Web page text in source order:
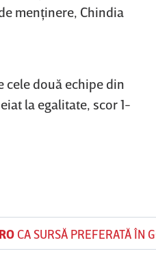
menţinere, Chindia
două echipe din
la egalitate, scor 1-
CA SURSĂ PREFERATĂ ÎN